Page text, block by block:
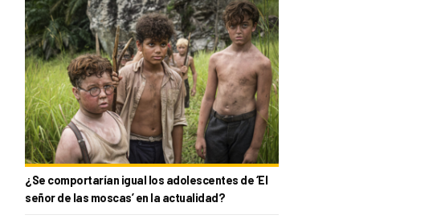
¿Se comportarían igual los adolescentes de ‘El
señor de las moscas’ en la actualidad?